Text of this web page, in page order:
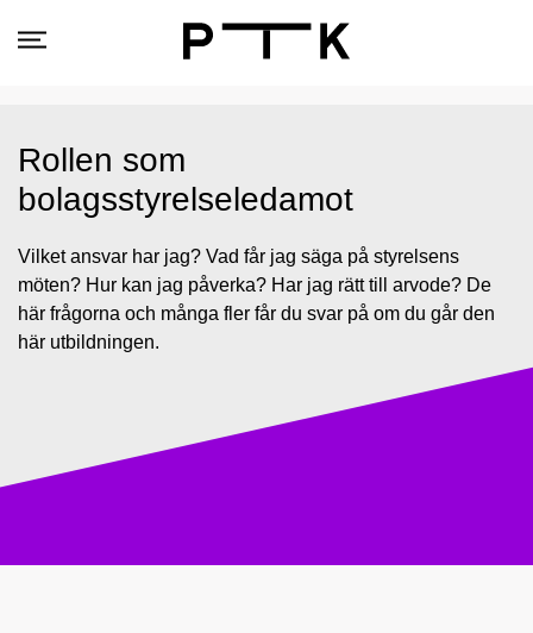
Rollen som
bolagsstyrelseledamot
Vilket ansvar har jag? Vad får jag säga på styrelsens
möten? Hur kan jag påverka? Har jag rätt till arvode? De
här frågorna och många fler får du svar på om du går den
här utbildningen.